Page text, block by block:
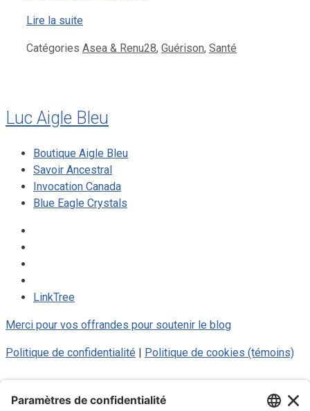
Lire la suite
Catégories Asea & Renu28, Guérison, Santé
Luc Aigle Bleu
Boutique Aigle Bleu
Savoir Ancestral
Invocation Canada
Blue Eagle Crystals
LinkTree
Merci pour vos offrandes pour soutenir le blog
Politique de confidentialité | Politique de cookies (témoins)